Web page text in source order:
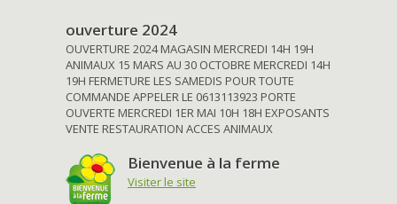
ouverture 2024
OUVERTURE 2024 MAGASIN MERCREDI 14H 19H
ANIMAUX 15 MARS AU 30 OCTOBRE MERCREDI 14H
19H FERMETURE LES SAMEDIS POUR TOUTE
COMMANDE APPELER LE 0613113923 PORTE
OUVERTE MERCREDI 1ER MAI 10H 18H EXPOSANTS
VENTE RESTAURATION ACCES ANIMAUX
Bienvenue à la ferme
Visiter le site